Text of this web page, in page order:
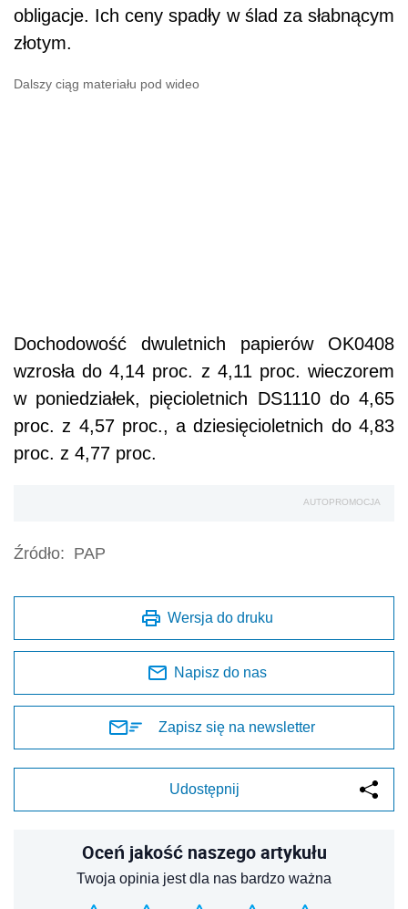
obligacje. Ich ceny spadły w ślad za słabnącym
złotym.
Dalszy ciąg materiału pod wideo
Dochodowość dwuletnich papierów OK0408
wzrosła do 4,14 proc. z 4,11 proc. wieczorem
w poniedziałek, pięcioletnich DS1110 do 4,65
proc. z 4,57 proc., a dziesięcioletnich do 4,83
proc. z 4,77 proc.
AUTOPROMOCJA
Źródło: PAP
Wersja do druku
Napisz do nas
Zapisz się na newsletter
Udostępnij
Oceń jakość naszego artykułu
Twoja opinia jest dla nas bardzo ważna